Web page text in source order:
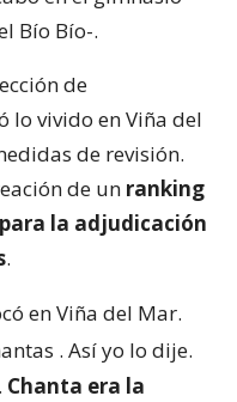
Bío Bío-.
de
lo vivido en Viña del
de revisión.
de un ranking
la adjudicación
.
en Viña del Mar.
. Así yo lo dije.
Chanta era la